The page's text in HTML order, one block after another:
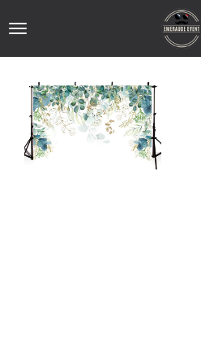
au
contenu